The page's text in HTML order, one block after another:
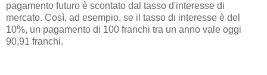
pagamento futuro è scontato dal tasso d'interesse di
mercato. Così, ad esempio, se il tasso di interesse è del
10%, un pagamento di 100 franchi tra un anno vale oggi
90,91 franchi.